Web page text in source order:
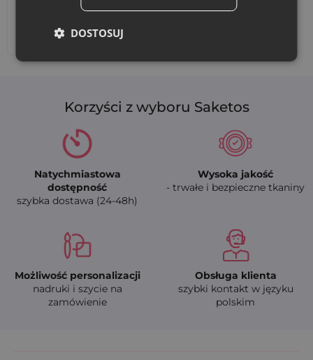
Dodaj nadruk
Korzyści z wyboru Saketos
Natychmiastowa
dostępność
szybka dostawa (24-48h)
Wysoka jakość
- trwałe i bezpieczne tkaniny
Możliwość personalizacji
nadruki i szycie na
zamówienie
Obsługa klienta
szybki kontakt w języku
polskim
DOSTOSUJ